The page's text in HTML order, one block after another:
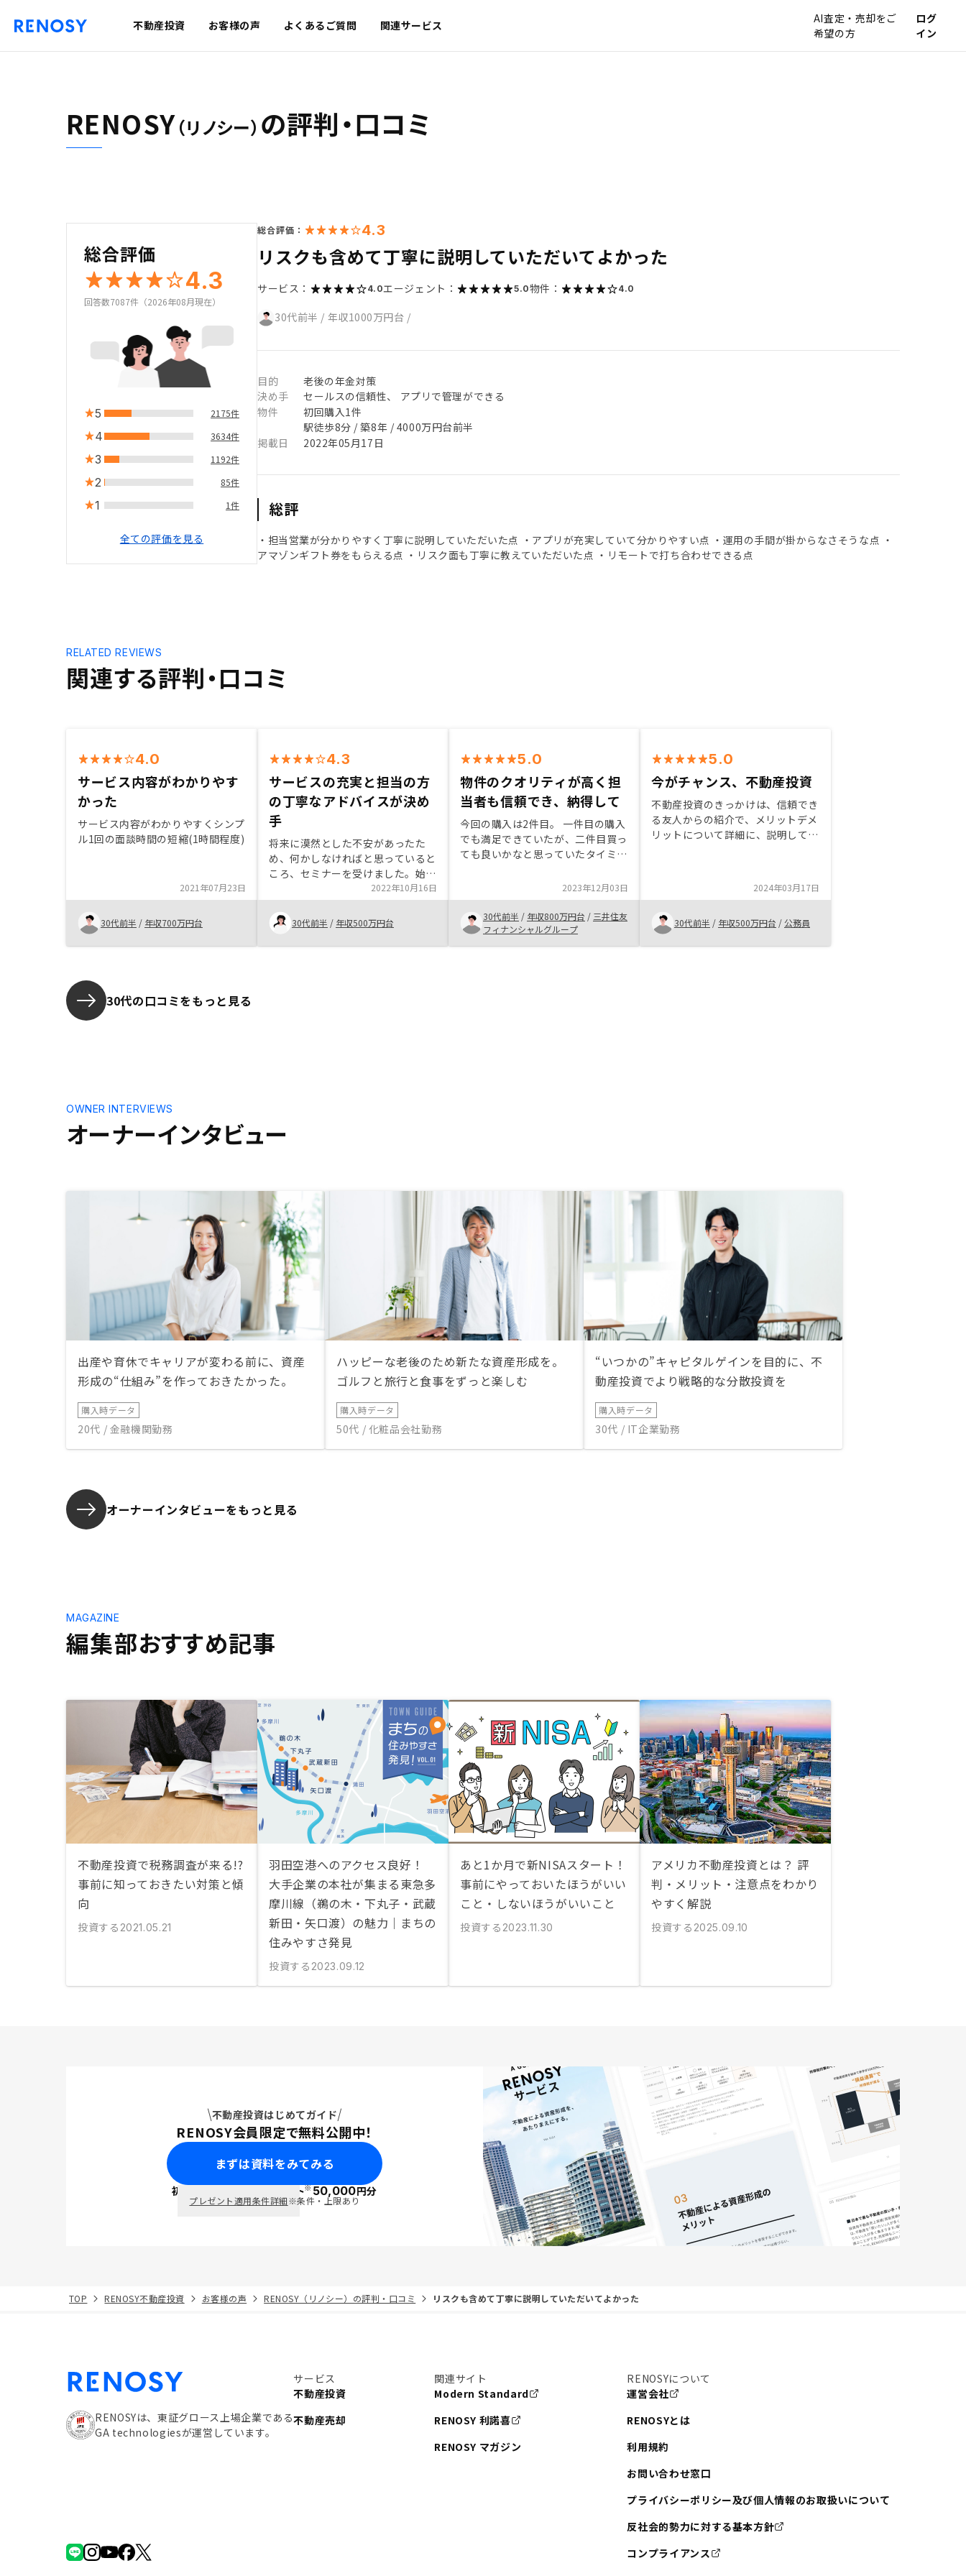
不動産投資 お客様の声 よくあるご質問 関連サービス
AI査定・売却をご
希望の方
ログ
イン
RENOSY（リノシー） の評判・口コミ
総合評価
4.3
回答数7087件（2026年08月現在）
5 2175件
4 3634件
3 1192件
2 85件
1 1件
全ての評価を見る
総合評価： 4.3
リスクも含めて丁寧に説明していただいてよかった
サービス： 4.0エージェント： 5.0物件： 4.0
30代前半 / 年収1000万円台 /
目的
老後の年金対策
決め手
セールスの信頼性、 アプリで管理ができる
物件
初回購入1件
駅徒歩8分 / 築8年 / 4000万円台前半
掲載日
2022年05月17日
総評
・担当営業が分かりやすく丁寧に説明していただいた点 ・アプリが充実していて分かりやすい点 ・運用の手間が掛からなさそうな点 ・
アマゾンギフト券をもらえる点 ・リスク面も丁寧に教えていただいた点 ・リモートで打ち合わせできる点
関連する評判・口コミ
RELATED REVIEWS
4.0
サービス内容がわかりやす
かった
サービス内容がわかりやすくシンプ
ル1回の面談時間の短縮(1時間程度)
2021年07月23日
30代前半 / 年収700万円台
4.3
サービスの充実と担当の方
の丁寧なアドバイスが決め
手
将来に漠然とした不安があったた
め、何かしなければと思っていると
ころ、セミナーを受けました。始め
は色々な投資のノウハウが知りたく
て受けたところ、たまたま不動産投
資を専門としたセミナーでした。不
動産投資について理解を深めていく
うちに難しくなく、自分でも始めら
2022年10月16日
30代前半 / 年収500万円台
5.0
物件のクオリティが高く担
当者も信頼でき、納得して
今回の購入は2件目。 一件目の購入
でも満足できていたが、二件目買っ
ても良いかなと思っていたタイミン
いても丁寧に説明してもらったの
で、安心して購入に至ることができ
た。
2023年12月03日
30代前半 / 年収800万円台 / 三井住友
フィナンシャルグループ
5.0
今がチャンス、不動産投資
不動産投資のきっかけは、信頼でき
る友人からの紹介で、メリットデメ
リットについて詳細に、説明してく
っています。貯金をするくらいなら
で、皆様にも是非紹介したいのがリ
2024年03月17日
30代前半 / 年収500万円台 / 公務員
30代の口コミをもっと見る
オーナーインタビュー
OWNER INTERVIEWS
出産や育休でキャリアが変わる前に、資産
形成の“仕組み”を作っておきたかった。
購入時データ
20代 / 金融機関勤務
ハッピーな老後のため新たな資産形成を。
ゴルフと旅行と食事をずっと楽しむ
購入時データ
50代 / 化粧品会社勤務
“いつかの”キャピタルゲインを目的に、不
動産投資でより戦略的な分散投資を
購入時データ
30代 / IT企業勤務
オーナーインタビューをもっと見る
編集部おすすめ記事
MAGAZINE
不動産投資で税務調査が来る!?
事前に知っておきたい対策と傾
向
投資する 2021.05.21
羽田空港へのアクセス良好！
大手企業の本社が集まる東急多
摩川線（鵜の木・下丸子・武蔵
新田・矢口渡）の魅力｜まちの
住みやすさ発見
投資する 2023.09.12
あと1か月で新NISAスタート！
事前にやっておいたほうがいい
こと・しないほうがいいこと
投資する 2023.11.30
アメリカ不動産投資とは？ 評
判・メリット・注意点をわかり
やすく解説
投資する 2025.09.10
不動産投資はじめてガイド
RENOSY会員限定で無料公開中！
まずは資料をみてみる
初回面談で ポイント※50,000円分
プレゼント適用条件詳細※条件・上限あり
TOP RENOSY不動産投資 お客様の声 RENOSY（リノシー）の評判・口コミ リスクも含めて丁寧に説明していただいてよかった
RENOSYは、東証グロース上場企業である
GA technologiesが運営しています。
サービス
不動産投資
不動産売却
関連サイト
Modern Standard
RENOSY 利諾喜
RENOSY マガジン
RENOSYについて
運営会社
RENOSYとは
利用規約
お問い合わせ窓口
プライバシーポリシー及び個人情報のお取扱いについて
反社会的勢力に対する基本方針
コンプライアンス